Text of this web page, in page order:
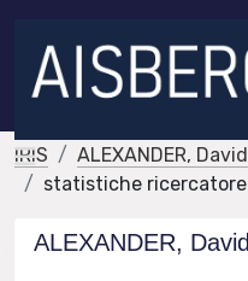
IRIS
ALEXANDER,
statistiche ricercatore
ALEXANDER,